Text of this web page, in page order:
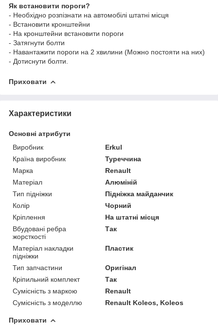
Як встановити пороги?
- Необхідно розпізнати на автомобілі штатні місця
- Встановити кронштейни
- На кронштейни встановити пороги
- Затягнути болти
- Навантажити пороги на 2 хвилини (Можно постояти на них)
- Дотиснути болти.
Приховати
Характеристики
Основні атрибути
Виробник
Erkul
Країна виробник
Туреччина
Марка
Renault
Матеріал
Алюміній
Тип підніжки
Підніжка майданчик
Колір
Чорний
Кріплення
На штатні місця
Вбудовані ребра
жорсткості
Так
Матеріал накладки
підніжки
Пластик
Тип запчастини
Оригінал
Кріпильний комплект
Так
Сумісність з маркою
Renault
Сумісність з моделлю
Renault Koleos, Koleos
Приховати